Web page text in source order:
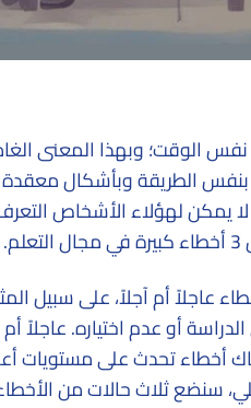
الوقت؛ وبهذا المعنى
الطريقة وبأشكال معقدة
يمكن لهؤلاء الأشخاص
عاجلاً أم آجلاً، على سبيل
أو عدم اختياره. عاجلاً
أخطاء تحدث على
سنضع ثلاث حالات من